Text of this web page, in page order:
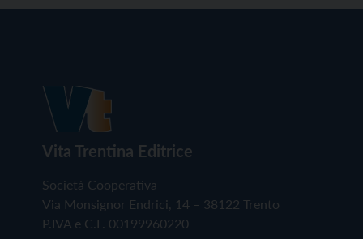
Vita Trentina Editrice
Società Cooperativa
Via Monsignor Endrici, 14 – 38122 Trento
P.IVA e C.F. 00199960220